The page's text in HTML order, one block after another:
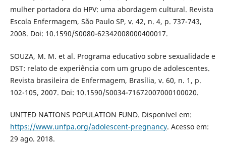
mulher portadora do HPV: uma abordagem cultural. Revista
Escola Enfermagem, São Paulo SP, v. 42, n. 4, p. 737-743,
2008. Doi: 10.1590/S0080-62342008000400017.
SOUZA, M. M. et al. Programa educativo sobre sexualidade e
DST: relato de experiência com um grupo de adolescentes.
Revista brasileira de Enfermagem, Brasília, v. 60, n. 1, p.
102-105, 2007. Doi: 10.1590/S0034-71672007000100020.
UNITED NATIONS POPULATION FUND. Disponível em:
https://www.unfpa.org/adolescent-pregnancy. Acesso em:
29 ago. 2018.